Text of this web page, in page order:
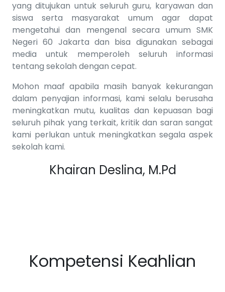
yang ditujukan untuk seluruh guru, karyawan dan
siswa serta masyarakat umum agar dapat
mengetahui dan mengenal secara umum SMK
Negeri 60 Jakarta dan bisa digunakan sebagai
media untuk memperoleh seluruh informasi
tentang sekolah dengan cepat.
Mohon maaf apabila masih banyak kekurangan
dalam penyajian informasi, kami selalu berusaha
meningkatkan mutu, kualitas dan kepuasan bagi
seluruh pihak yang terkait, kritik dan saran sangat
kami perlukan untuk meningkatkan segala aspek
sekolah kami.
Khairan Deslina, M.Pd
Kompetensi Keahlian